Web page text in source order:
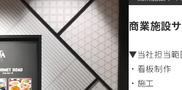
商業施設
▼当社担当範
・看板制作
・施工